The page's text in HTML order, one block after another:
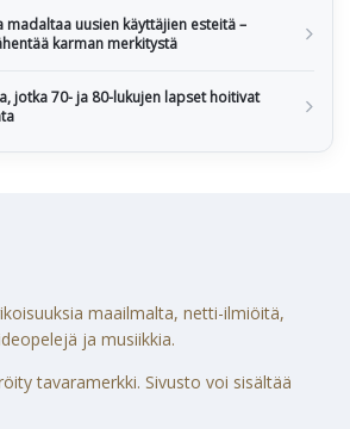
madaltaa uusien käyttäjien esteitä –
karman merkitystä
jotka 70- ja 80-lukujen lapset hoitivat
maailmalta, netti-ilmiöitä,
ja musiikkia.
tavaramerkki. Sivusto voi sisältää